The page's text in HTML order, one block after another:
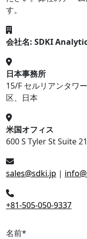
す。
会社名: SDKI
日本事務所
15/F セルリアンタワ
区、日本
米国オフィス
600 S Tyler St Suite
sales@sdki.jp |
+81-505-050-9337
名前*